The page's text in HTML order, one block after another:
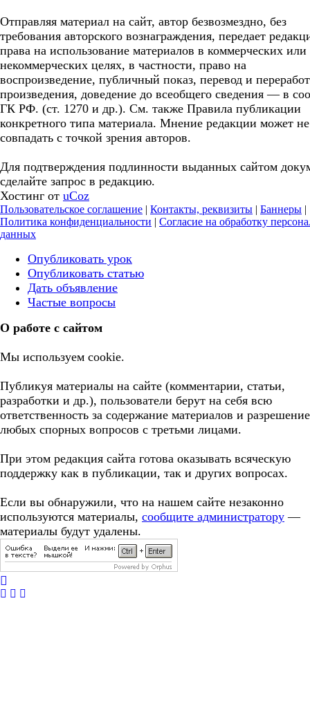
Отправляя материал на сайт, автор безвозмездно, без
требования авторского вознаграждения, передает
права на использование материалов в коммерческих или
некоммерческих целях, в частности, право на
воспроизведение, публичный показ, перевод и
произведения, доведение до всеобщего сведения — в
ГК РФ. (ст. 1270 и др.). См. также Правила публикации
конкретного типа материала. Мнение редакции может не
совпадать с точкой зрения авторов.
Для подтверждения подлинности выданных сайтом
сделайте запрос в редакцию.
Хостинг от uCoz
Пользовательское соглашение | Контакты, реквизиты | Баннеры |
Политика конфиденциальности | Согласие на обработку
данных
Опубликовать урок
Опубликовать статью
Дать объявление
Частые вопросы
О работе с сайтом
Мы используем cookie.
Публикуя материалы на сайте (комментарии, статьи,
разработки и др.), пользователи берут на себя всю
ответственность за содержание материалов и разрешение
любых спорных вопросов с третьми лицами.
При этом редакция сайта готова оказывать всяческую
поддержку как в публикации, так и других вопросах.
Если вы обнаружили, что на нашем сайте незаконно
используются материалы, сообщите администратору —
материалы будут удалены.